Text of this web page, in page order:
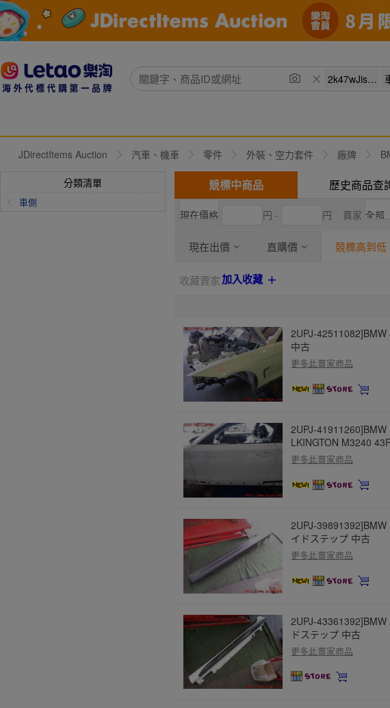
JDirectItems Auction 汽車、機車 零件 外裝、空力套件 廠牌
分類清單
車側
競標中商品 歷史商品查
円 - 円 賣家
現在出價 直購價 競標高到低
收藏賣家加入收藏
2UPJ-
中古
更多此賣家商品
2UPJ-
LKINGTON M3240
更多此賣家商品
2UPJ-
イドステップ 中古
更多此賣家商品
2UPJ-
ドステップ 中古
更多此賣家商品